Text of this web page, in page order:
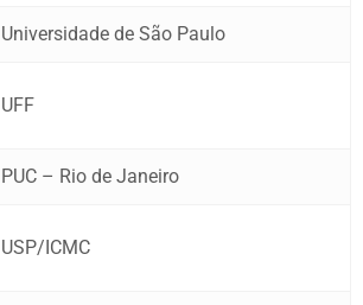
Universidade de São Paulo
UFF
PUC – Rio de Janeiro
USP/ICMC